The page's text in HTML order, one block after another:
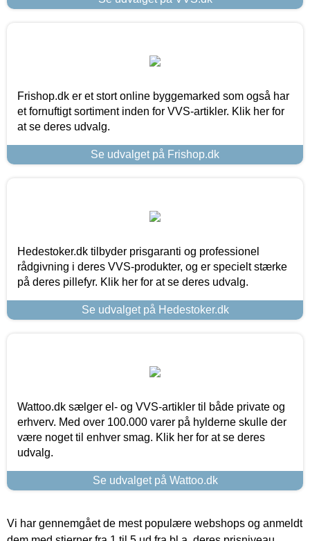
Frishop.dk er et stort online byggemarked som også har
et fornuftigt sortiment inden for VVS-artikler. Klik her for
at se deres udvalg.
Se udvalget på Frishop.dk
Hedestoker.dk tilbyder prisgaranti og professionel
rådgivning i deres VVS-produkter, og er specielt stærke
på deres pillefyr. Klik her for at se deres udvalg.
Se udvalget på Hedestoker.dk
Wattoo.dk sælger el- og VVS-artikler til både private og
erhverv. Med over 100.000 varer på hylderne skulle der
være noget til enhver smag. Klik her for at se deres
udvalg.
Se udvalget på Wattoo.dk
Vi har gennemgået de mest populære webshops og anmeldt